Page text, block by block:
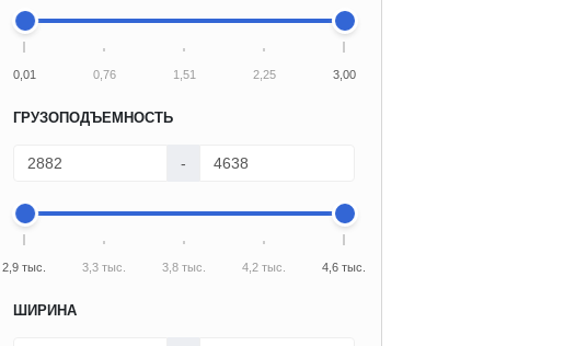
0,01 0,76 1,51 2,25 3,00
ГРУЗОПОДЪЕМНОСТЬ
-
2,9 тыс. 3,3 тыс. 3,8 тыс. 4,2 тыс. 4,6 тыс.
ШИРИНА